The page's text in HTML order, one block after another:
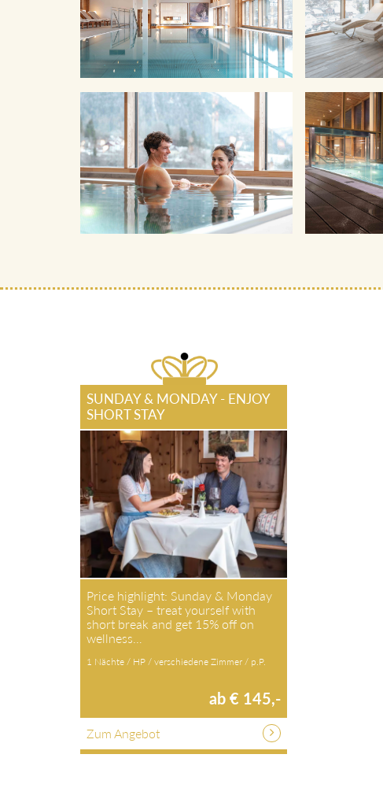
SUNDAY & MONDAY - ENJOY
SHORT STAY
Price highlight: Sunday & Monday
Short Stay – treat yourself with
short break and get 15% off on
wellness…
1 Nächte / HP / verschiedene Zimmer / p.P.
ab € 145,-
Zum Angebot